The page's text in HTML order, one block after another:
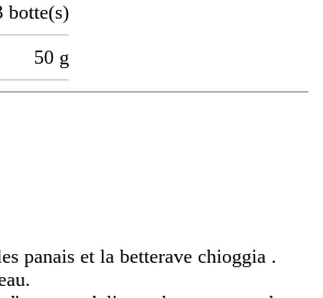
botte(s)
50 g
panais et la betterave chioggia .